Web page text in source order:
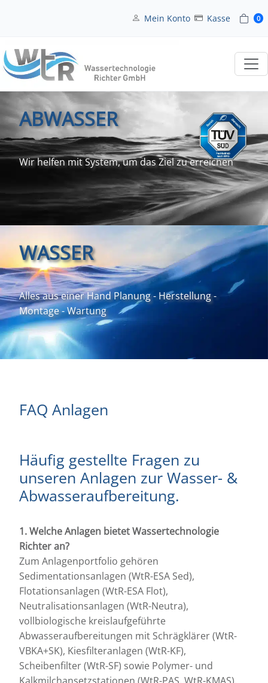
Mein Konto Kasse 0
ABWASSER
Wir helfen mit System, um das Ziel zu erreichen
WASSER
Alles aus einer Hand Planung - Herstellung -
Montage - Wartung
FAQ Anlagen
Häufig gestellte Fragen zu
unseren Anlagen zur Wasser- &
Abwasseraufbereitung.
1. Welche Anlagen bietet Wassertechnologie
Richter an?
Zum Anlagenportfolio gehören
Sedimentationsanlagen (WtR-ESA Sed),
Flotationsanlagen (WtR-ESA Flot),
Neutralisationsanlagen (WtR-Neutra),
vollbiologische kreislaufgeführte
Abwasseraufbereitungen mit Schrägklärer (WtR-
VBKA+SK), Kiesfilteranlagen (WtR-KF),
Scheibenfilter (WtR-SF) sowie Polymer- und